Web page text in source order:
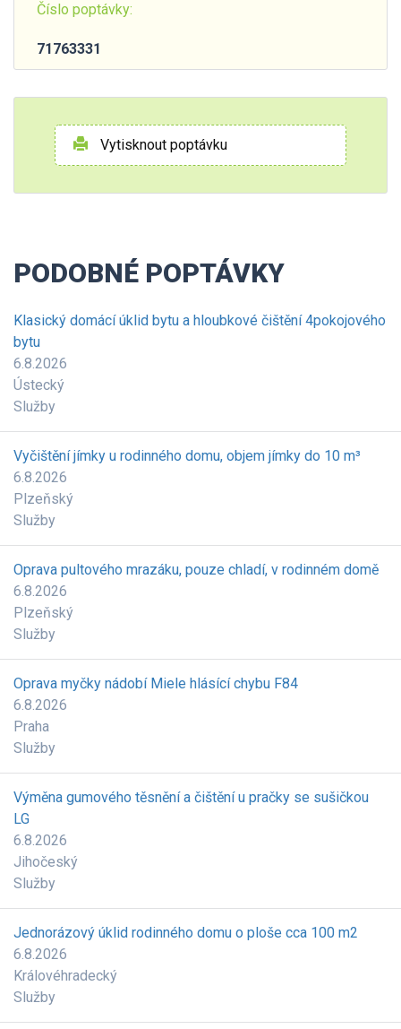
Číslo poptávky:
71763331
Vytisknout poptávku
PODOBNÉ POPTÁVKY
Klasický domácí úklid bytu a hloubkové čištění 4pokojového
bytu
6.8.2026
Ústecký
Služby
Vyčištění jímky u rodinného domu, objem jímky do 10 m³
6.8.2026
Plzeňský
Služby
Oprava pultového mrazáku, pouze chladí, v rodinném domě
6.8.2026
Plzeňský
Služby
Oprava myčky nádobí Miele hlásící chybu F84
6.8.2026
Praha
Služby
Výměna gumového těsnění a čištění u pračky se sušičkou
LG
6.8.2026
Jihočeský
Služby
Jednorázový úklid rodinného domu o ploše cca 100 m2
6.8.2026
Královéhradecký
Služby